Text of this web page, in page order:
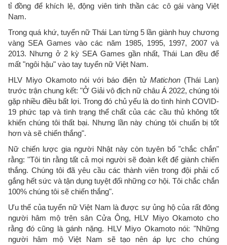
tỉ đồng để khích lệ, động viên tinh thần các cô gái vàng Việt
Nam.
Trong quá khứ, tuyển nữ Thái Lan từng 5 lần giành huy chương
vàng SEA Games vào các năm 1985, 1995, 1997, 2007 và
2013. Nhưng ở 2 kỳ SEA Games gần nhất, Thái Lan đều để
mất "ngôi hậu" vào tay tuyển nữ Việt Nam.
HLV Miyo Okamoto nói với báo điện tửMatichon (Thái Lan)
trước trận chung kết: "Ở Giải vô địch nữ châu Á 2022, chúng tôi
gặp nhiều điều bất lợi. Trong đó chủ yếu là do tình hình COVID-
19 phức tạp và tình trạng thể chất của các cầu thủ không tốt
khiến chúng tôi thất bại. Nhưng lần này chúng tôi chuẩn bị tốt
hơn và sẽ chiến thắng".
Nữ chiến lược gia người Nhật này còn tuyên bố "chắc chắn"
rằng: "Tôi tin rằng tất cả mọi người sẽ đoàn kết để giành chiến
thắng. Chúng tôi đã yêu cầu các thành viên trong đội phải cố
gắng hết sức và tận dụng tuyệt đối những cơ hội. Tôi chắc chắn
100% chúng tôi sẽ chiến thắng".
Ưu thế của tuyển nữ Việt Nam là được sự ủng hộ của rất đông
người hâm mộ trên sân Cửa Ông, HLV Miyo Okamoto cho
rằng đó cũng là gánh nặng. HLV Miyo Okamoto nói: "Những
người hâm mộ Việt Nam sẽ tạo nên áp lực cho chúng